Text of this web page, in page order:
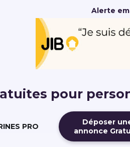
Alerte
pour
PRO
Déposer
annonce